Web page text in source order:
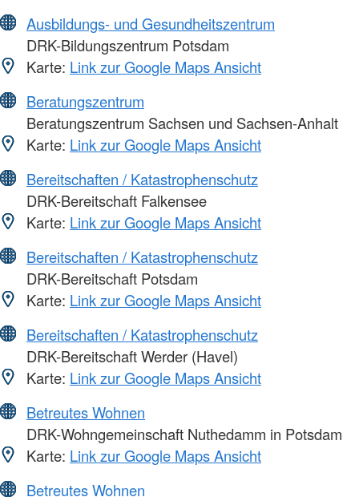
Ausbildungs- und Gesundheitszentrum
DRK-Bildungszentrum Potsdam
Karte: Link zur Google Maps Ansicht
Beratungszentrum
Beratungszentrum Sachsen und Sachsen-Anhalt
Karte: Link zur Google Maps Ansicht
Bereitschaften / Katastrophenschutz
DRK-Bereitschaft Falkensee
Karte: Link zur Google Maps Ansicht
Bereitschaften / Katastrophenschutz
DRK-Bereitschaft Potsdam
Karte: Link zur Google Maps Ansicht
Bereitschaften / Katastrophenschutz
DRK-Bereitschaft Werder (Havel)
Karte: Link zur Google Maps Ansicht
Betreutes Wohnen
DRK-Wohngemeinschaft Nuthedamm in Potsdam
Karte: Link zur Google Maps Ansicht
Betreutes Wohnen